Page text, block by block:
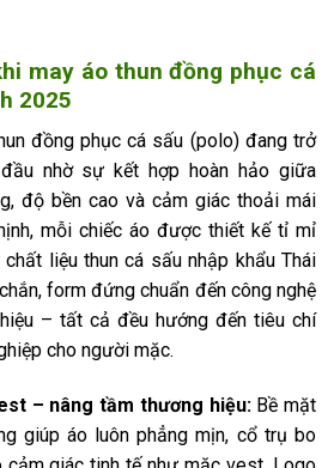
may áo thun đồng phục cá
2025
đồng phục cá sấu (polo) đang trở
nhờ sự kết hợp hoàn hảo giữa
độ bền cao và cảm giác thoải mái
mỗi chiếc áo được thiết kế tỉ mỉ
liệu thun cá sấu nhập khẩu Thái
form đứng chuẩn đến công nghệ
– tất cả đều hướng đến tiêu chí
cho người mặc.
– nâng tầm thương hiệu:Bề mặt
giúp áo luôn phẳng mịn, cổ trụ bo